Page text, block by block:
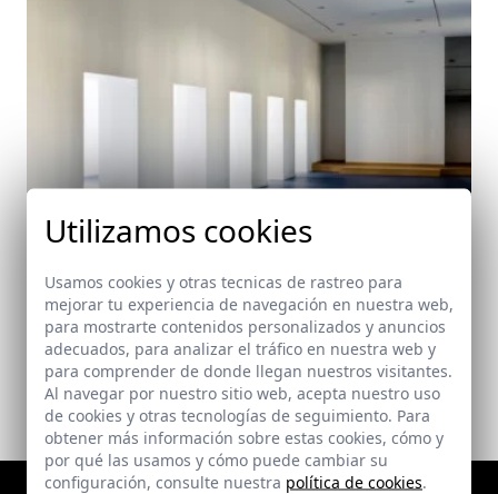
Biblioteca Lepanto
Córdoba
Utilizamos cookies
Usamos cookies y otras tecnicas de rastreo para
mejorar tu experiencia de navegación en nuestra web,
para mostrarte contenidos personalizados y anuncios
adecuados, para analizar el tráfico en nuestra web y
para comprender de donde llegan nuestros visitantes.
Al navegar por nuestro sitio web, acepta nuestro uso
de cookies y otras tecnologías de seguimiento. Para
obtener más información sobre estas cookies, cómo y
por qué las usamos y cómo puede cambiar su
configuración, consulte nuestra política de cookies.